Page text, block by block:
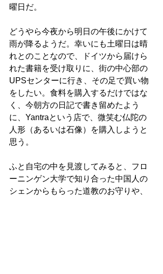
曜日だ。
どうやら今夜から明日の午後にかけて
雨が降るようだ。幸いにも土曜日は晴
れとのことなので、ドイツから届けら
れた書籍を受け取りに、街の中心部の
UPSセンターに行き、その足で買い物
をしたい。食料を購入するだけではな
く、今朝方の日記で書き留めたよう
に、Yantraという店で、微笑む仏陀の
人形（あるいは石像）を購入しようと
思う。
ふと自宅の中を見渡してみると、フロ
ーニンゲン大学で知り合った中国人の
シェンからもらった道教のお守りや、